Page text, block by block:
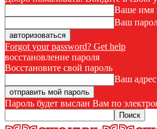
Ваше имя
Ваш
Forgot your password? Get help
восстановление пароля
Восстановите свой пароль
Ваш
Пароль будет выслан Вам по